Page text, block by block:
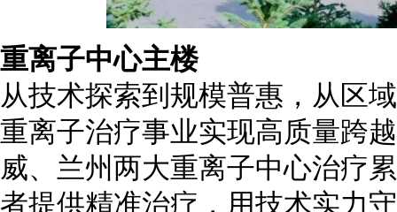
重离子中心主楼
从技术探索到规模普惠，从区
重离子治疗事业实现高质量跨
威、兰州两大重离子中心治疗
者提供精准治疗，用技术实力